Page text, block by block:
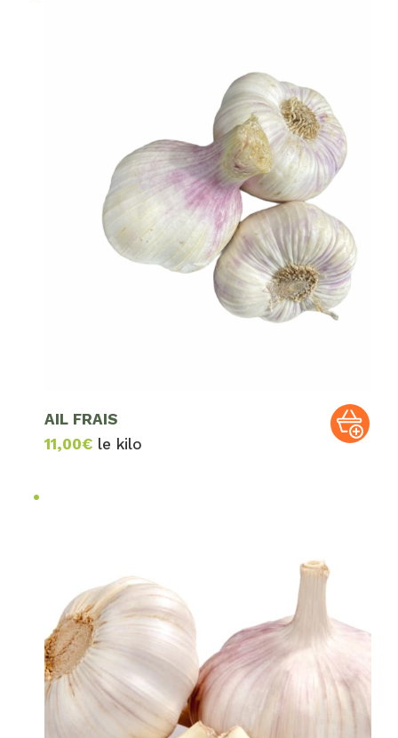
AIL FRAIS
11,00€ le kilo